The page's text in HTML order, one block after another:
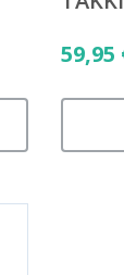
59,95